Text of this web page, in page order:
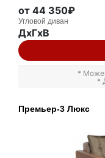
от 44 350₽
Угловой диван
ДxГxВ
*
*
Премьер-3 Люкс